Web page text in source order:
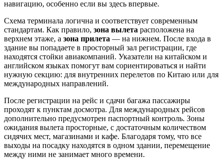
навигацию, особенно если вы здесь впервые.
Схема терминала логична и соответствует современным
стандартам. Как правило, зона вылета расположена на
верхнем этаже, а зона прилета — на нижнем. После входа в
здание вы попадаете в просторный зал регистрации, где
находятся стойки авиакомпаний. Указатели на китайском и
английском языках помогут вам сориентироваться и найти
нужную секцию: для внутренних перелетов по Китаю или для
международных направлений.
После регистрации на рейс и сдачи багажа пассажиры
проходят к пунктам досмотра. Для международных рейсов
дополнительно предусмотрен паспортный контроль. Зоны
ожидания вылета просторные, с достаточным количеством
сидячих мест, магазинами и кафе. Благодаря тому, что все
выходы на посадку находятся в одном здании, перемещение
между ними не занимает много времени.